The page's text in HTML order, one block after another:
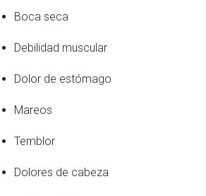
Boca seca
Debilidad muscular
Dolor de estómago
Mareos
Temblor
Dolores de cabeza